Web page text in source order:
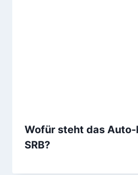
Wofür steht das Auto-
SRB?